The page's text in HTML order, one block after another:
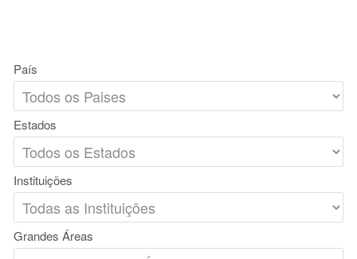
País
Estados
Instituições
Grandes Áreas